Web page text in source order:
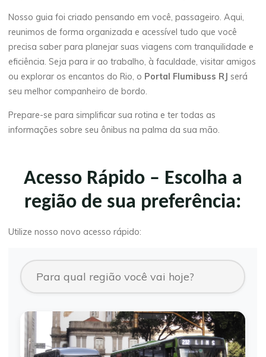
Nosso guia foi criado pensando em você, passageiro. Aqui,
reunimos de forma organizada e acessível tudo que você
precisa saber para planejar suas viagens com tranquilidade e
eficiência. Seja para ir ao trabalho, à faculdade, visitar amigos
ou explorar os encantos do Rio, o Portal Flumibuss RJ será
seu melhor companheiro de bordo.
Prepare-se para simplificar sua rotina e ter todas as
informações sobre seu ônibus na palma da sua mão.
Acesso Rápido – Escolha a
região de sua preferência:
Utilize nosso novo acesso rápido: